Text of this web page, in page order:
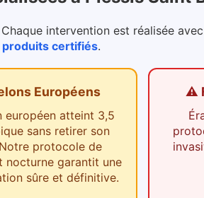
intervention est réalisée
produits certifiés.
Européens
européen atteint 3,5
sans retirer son
protocole de
nocturne garantit une
sûre et définitive.
⚠️